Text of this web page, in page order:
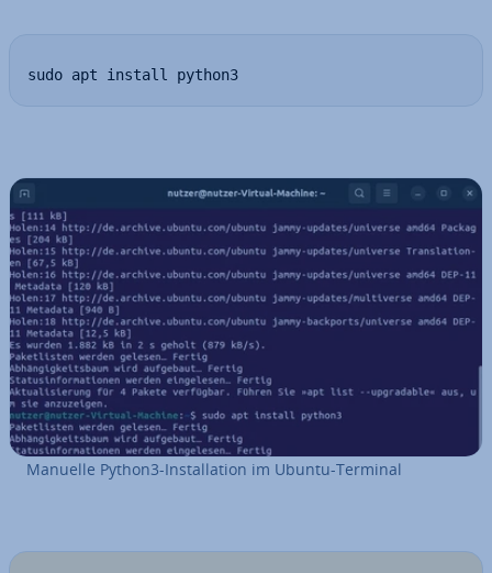
sudo apt install python3
Manuelle Python3-In­stal­la­ti­on im Ubuntu-Terminal